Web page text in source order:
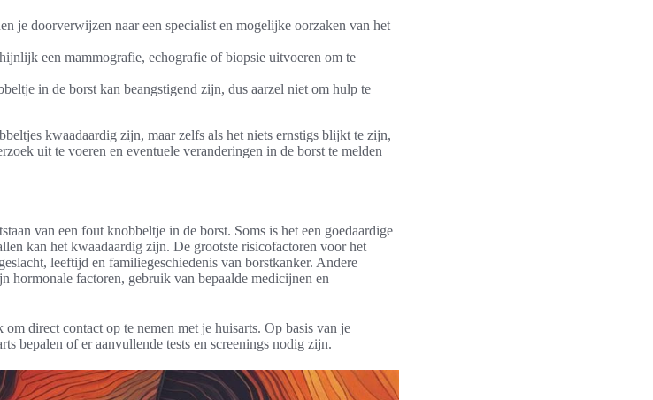
je doorverwijzen naar een specialist en mogelijke oorzaken van het
een mammografie, echografie of biopsie uitvoeren om te
in de borst kan beangstigend zijn, dus aarzel niet om hulp te
kwaadaardig zijn, maar zelfs als het niets ernstigs blijkt te zijn,
uit te voeren en eventuele veranderingen in de borst te melden
van een fout knobbeltje in de borst. Soms is het een goedaardige
kan het kwaadaardig zijn. De grootste risicofactoren voor het
leeftijd en familiegeschiedenis van borstkanker. Andere
hormonale factoren, gebruik van bepaalde medicijnen en
direct contact op te nemen met je huisarts. Op basis van je
bepalen of er aanvullende tests en screenings nodig zijn.